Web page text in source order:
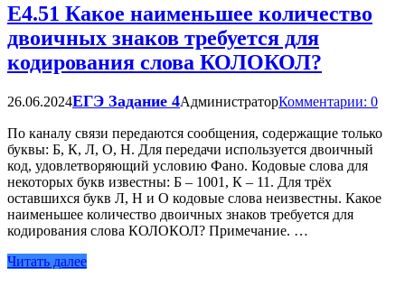
Е4.51 Какое наименьшее количество
двоичных знаков требуется для
кодирования слова КОЛОКОЛ?
26.06.2024ЕГЭ Задание 4АдминистраторКомментарии: 0
По каналу связи передаются сообщения, содержащие только
буквы: Б, К, Л, О, Н. Для передачи используется двоичный
код, удовлетворяющий условию Фано. Кодовые слова для
некоторых букв известны: Б – 1001, К – 11. Для трёх
оставшихся букв Л, Н и О кодовые слова неизвестны. Какое
наименьшее количество двоичных знаков требуется для
кодирования слова КОЛОКОЛ? Примечание. …
Читать далее